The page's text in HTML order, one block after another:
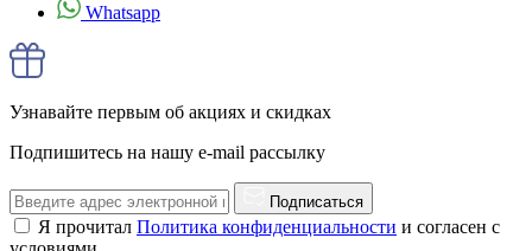
Whatsapp
Узнавайте первым об акциях и скидках
Подпишитесь на нашу e-mail рассылку
Подписаться
Я прочитал Политика конфиденциальности и согласен с